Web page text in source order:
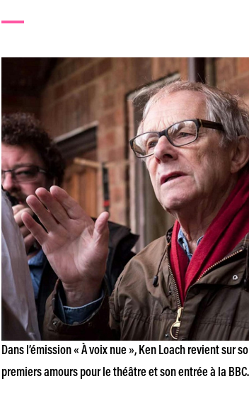
Dans l’émission « À voix nue », Ken Loach revient sur
premiers amours pour le théâtre et son entrée à la BBC.